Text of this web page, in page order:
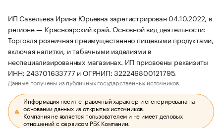
ИП Савельева Ирина Юрьевна зарегистрирован 04.10.2022, в
регионе — Красноярский край. Основной вид деятельности:
Торговля розничная преимущественно пищевыми продуктами,
включая напитки, и табачными изделиями в
неспециализированных магазинах. ИП присвоены реквизиты
ИНН: 243701633777 и ОГРНИП: 322246800121795.
Данные получены из публичных государственных источников.
Информация носит справочный характер и сгенерирована на
основании данных из открытых источников.
Компания не является пользователем и не имеет деловых
отношений с сервисом РБК Компании.